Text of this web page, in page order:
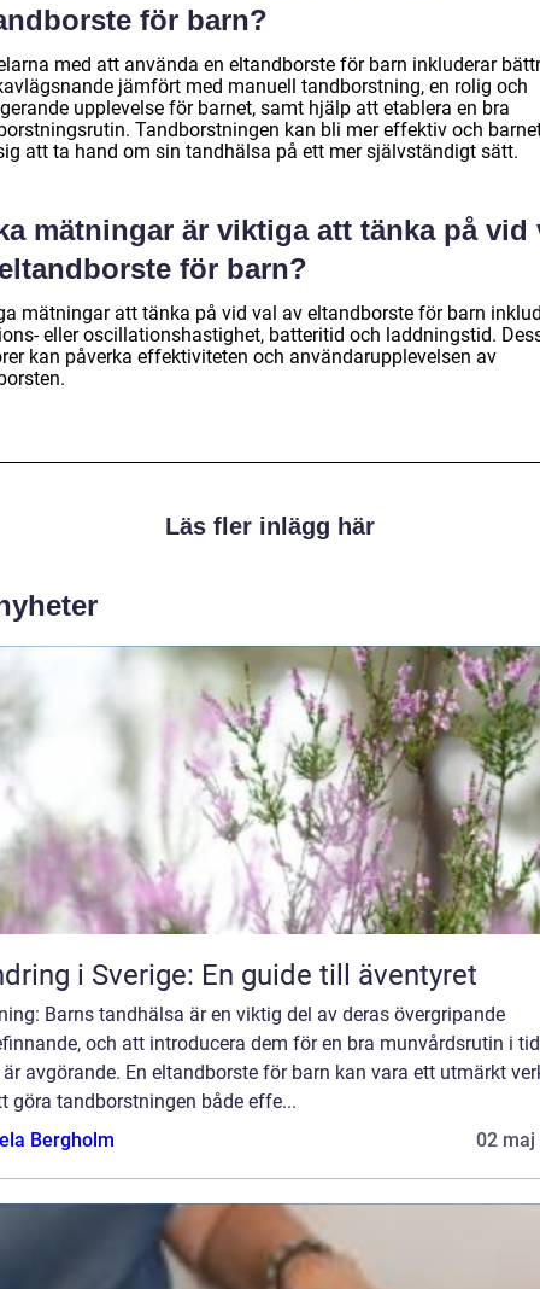
för barn?
med att använda en eltandborste för barn inkluderar
jämfört med manuell tandborstning, en rolig och
upplevelse för barnet, samt hjälp att etablera en bra
Tandborstningen kan bli mer effektiv och
att ta hand om sin tandhälsa på ett mer självständigt sätt.
mätningar är viktiga att tänka på vid
för barn?
mätningar att tänka på vid val av eltandborste för barn
eller oscillationshastighet, batteritid och laddningstid.
kan påverka effektiviteten och användarupplevelsen av
Läs fler inlägg här
i Sverige: En guide till äventyret
Barns tandhälsa är en viktig del av deras övergripande
och att introducera dem för en bra munvårdsrutin i
avgörande. En eltandborste för barn kan vara ett utmärkt
göra tandborstningen både effe...
Bergholm
02 maj